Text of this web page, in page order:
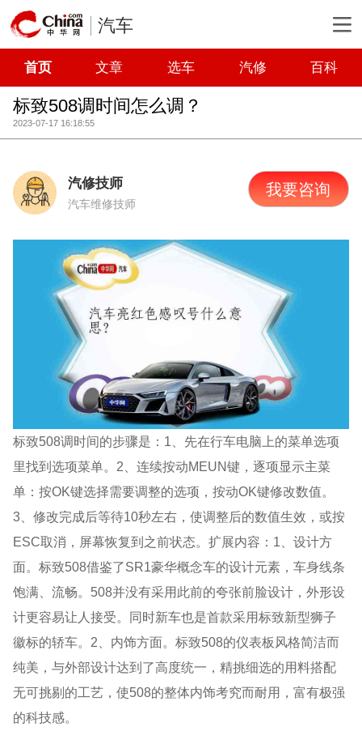
汽车
首页 文章 选车 汽修 百科
标致508调时间怎么调？
2023-07-17 16:18:55
汽修技师
汽车维修技师
我要咨询
标致508调时间的步骤是：1、先在行车电脑上的菜单选项
里找到选项菜单。2、连续按动MEUN键，逐项显示主菜
单：按OK键选择需要调整的选项，按动OK键修改数值。
3、修改完成后等待10秒左右，使调整后的数值生效，或按
ESC取消，屏幕恢复到之前状态。扩展内容：1、设计方
面。标致508借鉴了SR1豪华概念车的设计元素，车身线条
饱满、流畅。508并没有采用此前的夸张前脸设计，外形设
计更容易让人接受。同时新车也是首款采用标致新型狮子
徽标的轿车。2、内饰方面。标致508的仪表板风格简洁而
纯美，与外部设计达到了高度统一，精挑细选的用料搭配
无可挑剔的工艺，使508的整体内饰考究而耐用，富有极强
的科技感。